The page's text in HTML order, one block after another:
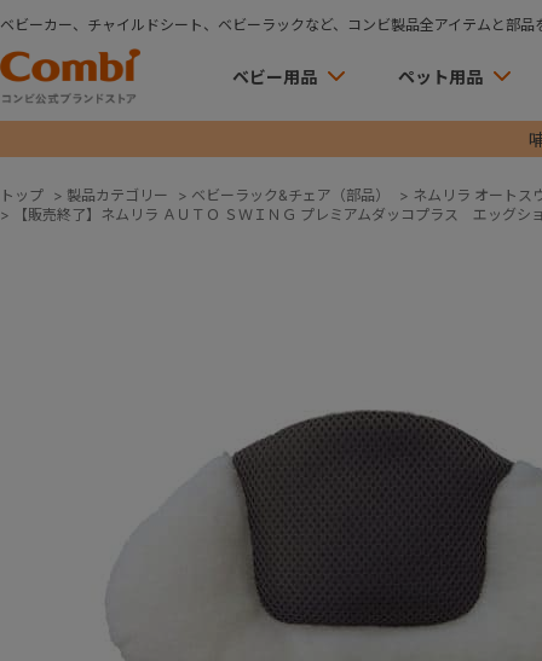
ベビーカー、チャイルドシート、ベビーラックなど、コンビ製品全アイテムと部品
ベビー用品 ペット用品
トップ > 製品カテゴリー > ベビーラック&チェア（部品） > ネムリラ オートス
>
【販売終了】ネムリラ ＡＵＴＯ ＳＷＩＮＧ プレミアムダッコプラス エッグシ